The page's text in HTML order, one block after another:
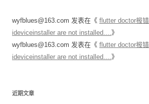
wyfblues@163.com 发表在《 flutter doctor报
ideviceinstaller are not installed....》
wyfblues@163.com 发表在《 flutter doctor报
ideviceinstaller are not installed....》
近期文章